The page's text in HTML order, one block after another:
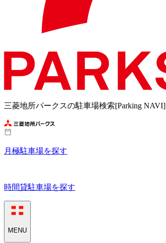
三菱地所パークスの駐車場検索[Parking NAVI]
月極駐車場を探す
時間貸駐車場を探す
MENU